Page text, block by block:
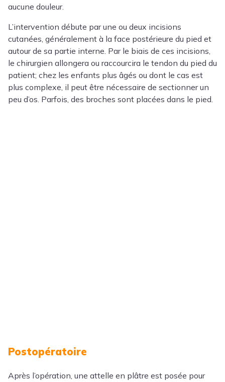
aucune douleur.
L’intervention débute par une ou deux incisions
cutanées, généralement à la face postérieure du pied et
autour de sa partie interne. Par le biais de ces incisions,
le chirurgien allongera ou raccourcira le tendon du pied du
patient; chez les enfants plus âgés ou dont le cas est
plus complexe, il peut être nécessaire de sectionner un
peu d’os. Parfois, des broches sont placées dans le pied.
Postopératoire
Après l’opération, une attelle en plâtre est posée pour